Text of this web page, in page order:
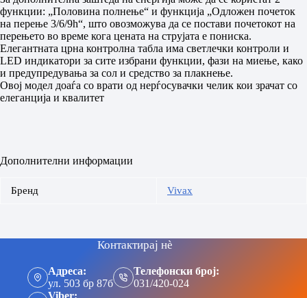
функции: „Половина полнење“ и функција „Одложен почеток
на перење 3/6/9h“, што овозможува да се постави почетокот на
перењето во време кога цената на струјата е пониска.
Елегантната црна контролна табла има светлечки контроли и
LED индикатори за сите избрани функции, фази на миење, како
и предупредувања за сол и средство за плакнење.
Овој модел доаѓа со врати од нерѓосувачки челик кои зрачат со
елеганција и квалитет
Дополнителни информации
Бренд Vivax
Контактирај нè
Адреса:
ул. 503 бр 87б
Телефонски број:
031/420-024